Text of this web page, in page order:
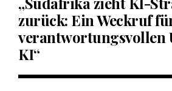
zurück: Ein Weckruf
verantwortungsvollen
KI“